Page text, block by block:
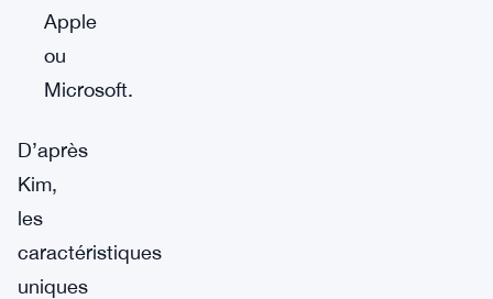
Apple
ou
Microsoft.
D’après
Kim,
les
caractéristiques
uniques